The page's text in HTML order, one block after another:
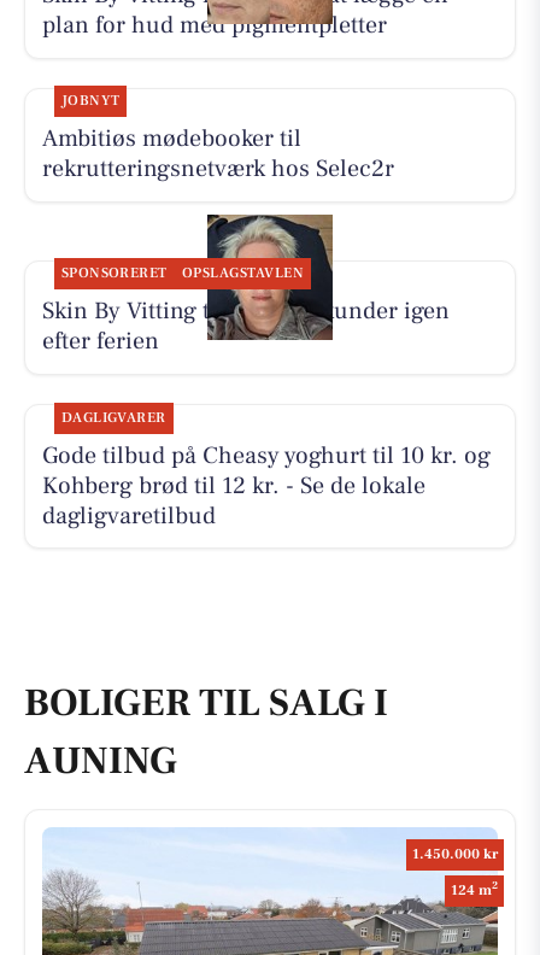
plan for hud med pigmentpletter
JOBNYT
Ambitiøs mødebooker til
rekrutteringsnetværk hos Selec2r
SPONSORERET OPSLAGSTAVLEN
Skin By Vitting tager imod kunder igen
efter ferien
DAGLIGVARER
Gode tilbud på Cheasy yoghurt til 10 kr. og
Kohberg brød til 12 kr. - Se de lokale
dagligvaretilbud
BOLIGER TIL SALG I
AUNING
1.450.000 kr
124 m2